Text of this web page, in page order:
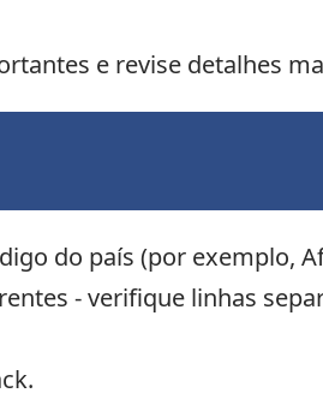
e revise detalhes
do país (por exemplo,
- verifique linhas